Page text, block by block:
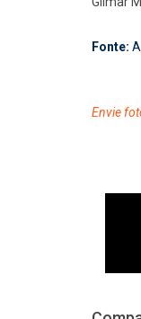
Fonte:
Envie